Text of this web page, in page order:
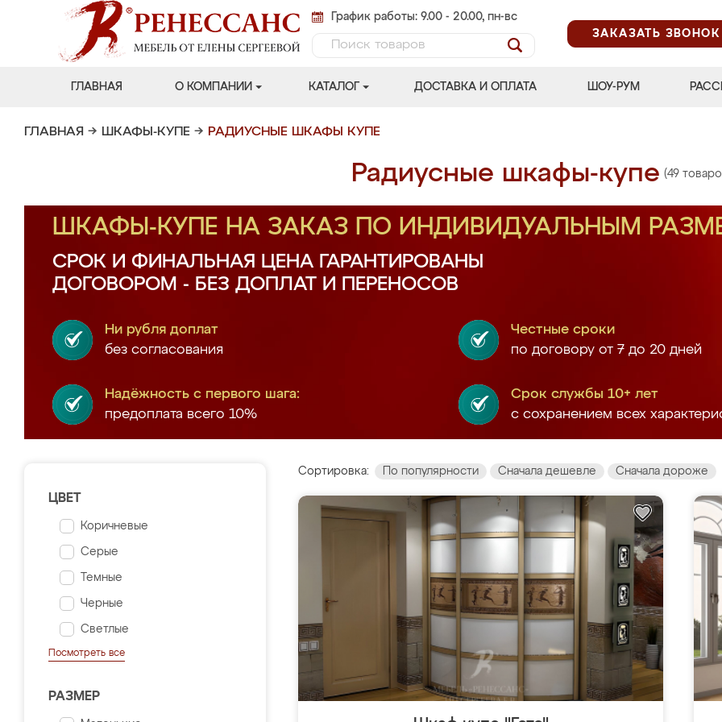
График работы: 9.00 - 20.00, пн-вс
ЗАКАЗАТЬ ЗВОНОК
ГЛАВНАЯ О КОМПАНИИ КАТАЛОГ ДОСТАВКА И ОПЛАТА ШОУ-РУМ
ГЛАВНАЯ → ШКАФЫ-КУПЕ → РАДИУСНЫЕ ШКАФЫ КУПЕ
Радиусные шкафы-купе (49
ШКАФЫ-КУПЕ НА ЗАКАЗ ПО ИНДИВИДУАЛЬНЫМ
СРОК И ФИНАЛЬНАЯ ЦЕНА ГАРАНТИРОВАНЫ
ДОГОВОРОМ - БЕЗ ДОПЛАТ И ПЕРЕНОСОВ
Ни рубля доплат
без согласования
Честные сроки
по договору от 7 до 20 дней
Надёжность с первого шага:
предоплата всего 10%
Срок службы 10+ лет
с сохранением всех
ЦВЕТ
Коричневые
Серые
Темные
Черные
Светлые
Посмотреть все
РАЗМЕР
Сортировка: По популярности Сначала дешевле Сначала дороже